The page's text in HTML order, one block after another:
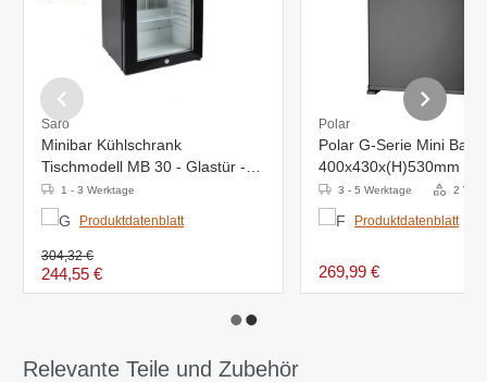
Saro
Minibar Kühlschrank
Tischmodell MB 30 - Glastür -
402x428x(H)500mm
1 - 3 Werktage
Produktdatenblatt
304,32 €
244,55 €
Polar
Polar G-Serie Mini Bar -
400x430x(H)530mm -
12°C3 - 5 Werktage 2
Produktdatenblatt
269,99 €
Relevante Teile und Zubehör